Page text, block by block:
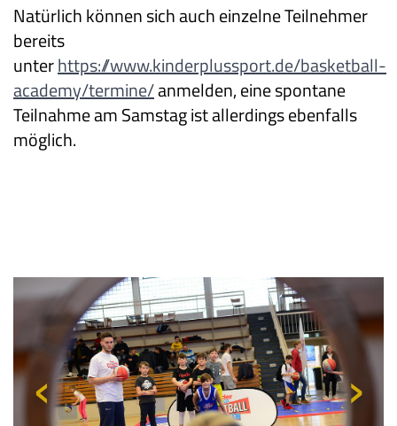
Natürlich können sich auch einzelne Teilnehmer
bereits
unterhttps://www.kinderplussport.de/basketball-
academy/termine/anmelden, eine spontane
Teilnahme am Samstag ist allerdings ebenfalls
möglich.